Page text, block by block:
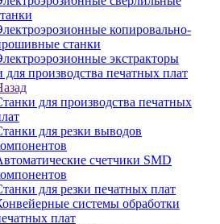
копировально-
станки
экстракторы
для производства печатных плат
для производства печатных
для резки выводов
счетчики SMD
для резки печатных плат
системы обработки
плат